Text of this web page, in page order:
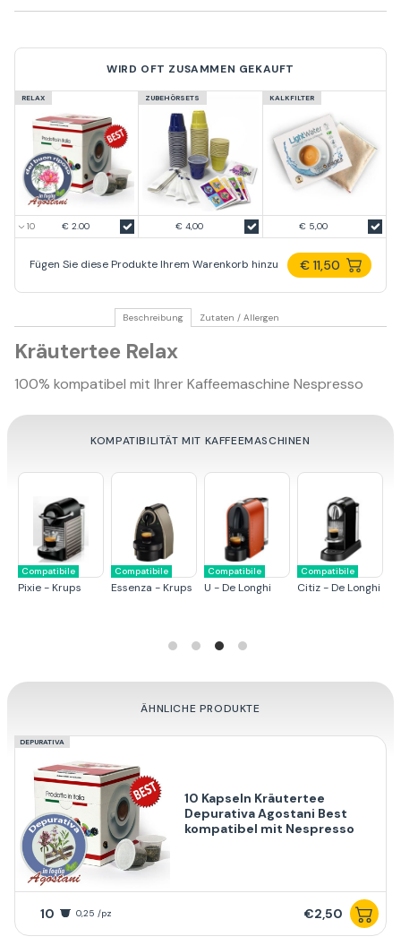
WIRD OFT ZUSAMMEN GEKAUFT
RELAX
€ 2.00
ZUBEHÖRSETS
€ 4,00
KALKFILTER
€ 5,00
Fügen Sie diese Produkte Ihrem Warenkorb hinzu € 11,50
Beschreibung Zutaten / Allergen
Kräutertee Relax
100% kompatibel mit Ihrer Kaffeemaschine Nespresso
KOMPATIBILITÄT MIT KAFFEEMASCHINEN
Compatibile
Pixie - Krups
Compatibile
Essenza - Krups
Compatibile
U - De Longhi
Compatibile
Citiz - De Longhi
ÄHNLICHE PRODUKTE
DEPURATIVA
10 Kapseln Kräutertee
Depurativa Agostani Best
kompatibel mit Nespresso
10 0,25 /pz €2,50